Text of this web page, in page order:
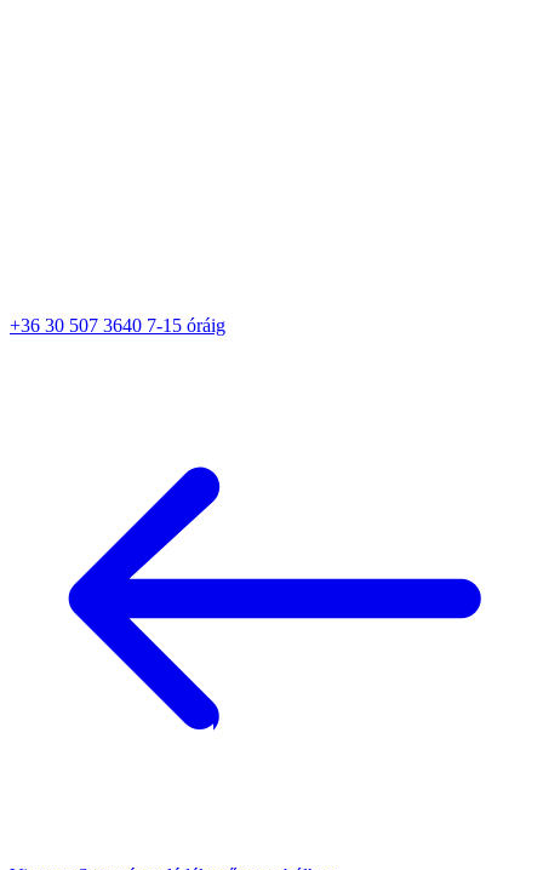
+36 30 507 3640 7-15 óráig